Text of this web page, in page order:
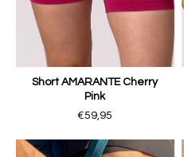
Short AMARANTE Cherry
Pink
€59,95